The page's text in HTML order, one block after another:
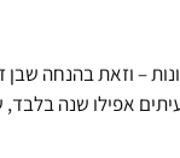
– וזאת בהנחה שבן
אפילו שנה בלבד,